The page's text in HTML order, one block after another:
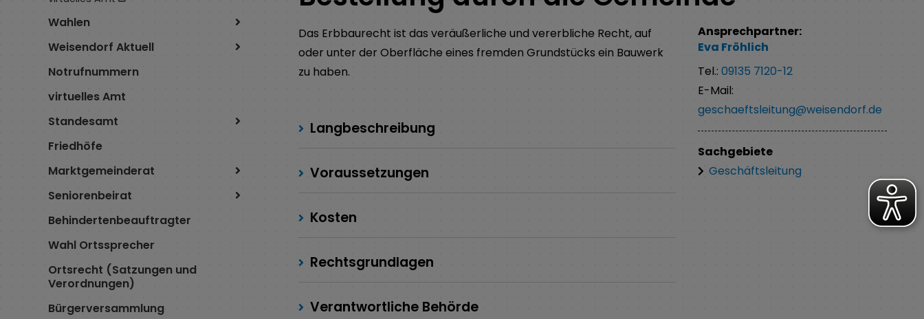
Wahlen
Weisendorf Aktuell
Notrufnummern
virtuelles Amt
Standesamt
Friedhöfe
Marktgemeinderat
Seniorenbeirat
Behindertenbeauftragter
Wahl Ortssprecher
Ortsrecht (Satzungen und
Verordnungen)
Bürgerversammlung
Das Erbbaurecht ist das veräußerliche und vererbliche Recht, auf
oder unter der Oberfläche eines fremden Grundstücks ein Bauwerk
zu haben.
Langbeschreibung
Voraussetzungen
Kosten
Rechtsgrundlagen
Verantwortliche Behörde
Ansprechpartner:
Eva Fröhlich
Tel.:09135 7120-12
E-Mail:
geschaeftsleitung@weisendorf.de
Sachgebiete
Geschäftsleitung